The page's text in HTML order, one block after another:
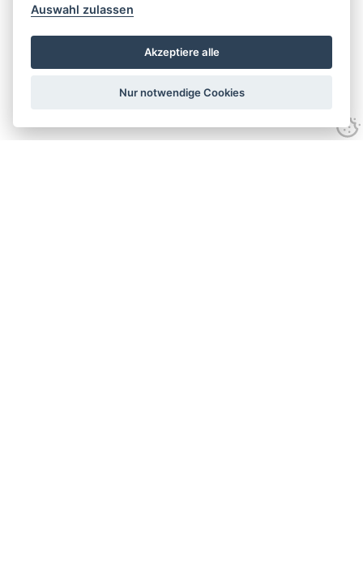
Auswahl zulassen
Akzeptiere alle
Nur notwendige Cookies